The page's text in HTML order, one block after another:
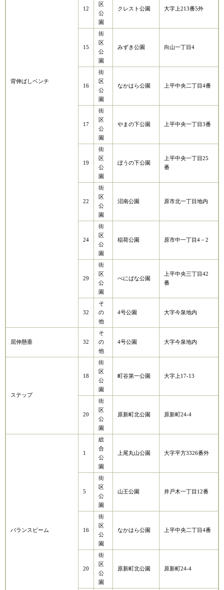
背伸ばしベンチ
12
区
公
園
クレスト公園 大字上213番5外
15
街
区
公
園
みずき公園 向山一丁目4
16
街
区
公
園
なかはら公園 上平中央二丁目4番
17
街
区
公
園
やまの下公園 上平中央一丁目3番
19
街
区
公
園
ぼうの下公園
上平中央一丁目25
番
22
街
区
公
園
沼南公園 原市北一丁目地内
24
街
区
公
園
稲荷公園 原市中一丁目4－2
29
街
区
公
園
べにばな公園
上平中央三丁目42
番
32
そ
の
他
4号公園 大字今泉地内
屈伸懸垂 32
そ
の
他
4号公園 大字今泉地内
ステップ
18
街
区
公
園
町谷第一公園 大字上17-13
20
街
区
公
園
原新町北公園 原新町24-4
バランスビーム
1
総
合
公
園
上尾丸山公園 大字平方3326番外
5
街
区
公
園
山王公園 井戸木一丁目12番
16
街
区
公
園
なかはら公園 上平中央二丁目4番
20
街
区
公
園
原新町北公園 原新町24-4